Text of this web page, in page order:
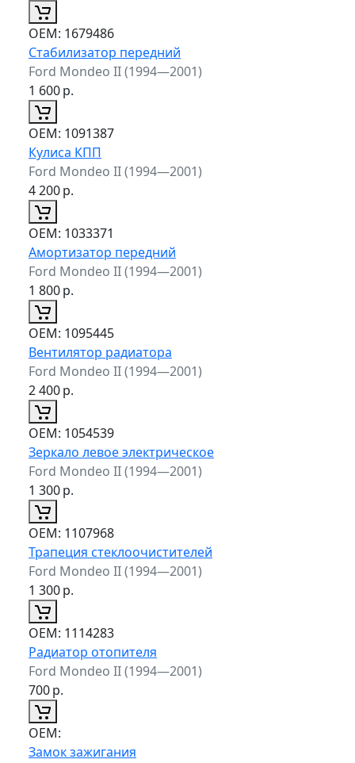
ОЕМ: 1679486
Стабилизатор передний
Ford Mondeo II (1994—2001)
1 600р.
ОЕМ: 1091387
Кулиса КПП
Ford Mondeo II (1994—2001)
4 200р.
ОЕМ: 1033371
Амортизатор передний
Ford Mondeo II (1994—2001)
1 800р.
ОЕМ: 1095445
Вентилятор радиатора
Ford Mondeo II (1994—2001)
2 400р.
ОЕМ: 1054539
Зеркало левое электрическое
Ford Mondeo II (1994—2001)
1 300р.
ОЕМ: 1107968
Трапеция стеклоочистителей
Ford Mondeo II (1994—2001)
1 300р.
ОЕМ: 1114283
Радиатор отопителя
Ford Mondeo II (1994—2001)
700р.
ОЕМ:
Замок зажигания